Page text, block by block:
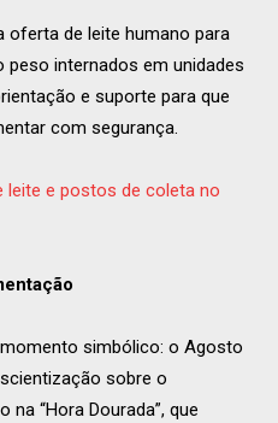
oferta de leite humano para
peso internados em unidades
e suporte para que
com segurança.
e postos de coleta no
simbólico: o Agosto
sobre o
“Hora Dourada”, que